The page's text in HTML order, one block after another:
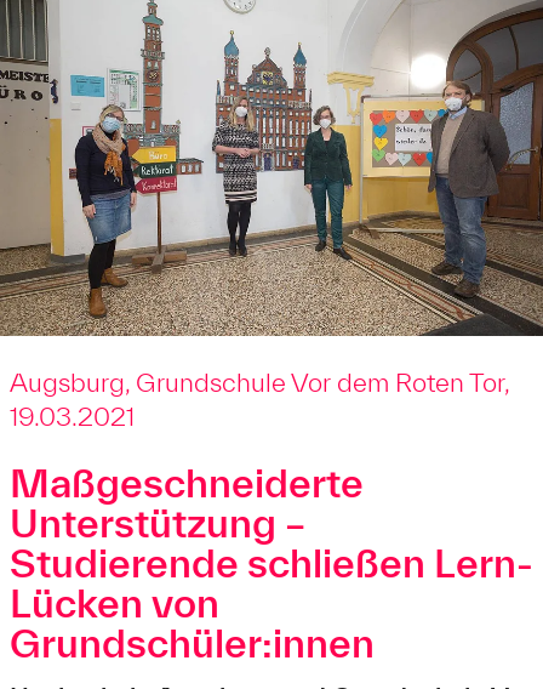
Augsburg, Grundschule Vor dem Roten Tor,
19.03.2021
Maßgeschneiderte
Unterstützung –
Studierende schließen Lern-
Lücken von
Grundschüler:innen